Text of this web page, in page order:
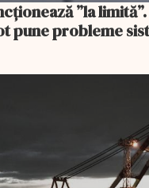
”la
pune probleme